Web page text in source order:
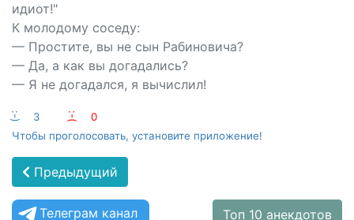
идиот!"
К молодому соседу:
— Простите, вы не сын Рабиновича?
— Да, а как вы догадались?
— Я не догадался, я вычислил!
:-) 3 :-(
0
Чтобы проголосовать, установите приложение!
Предыдущий
Телеграм канал Топ 10 анекдотов